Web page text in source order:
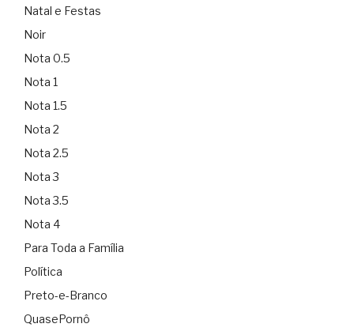
Natal e Festas
Noir
Nota 0.5
Nota 1
Nota 1.5
Nota 2
Nota 2.5
Nota 3
Nota 3.5
Nota 4
Para Toda a Família
Política
Preto-e-Branco
QuasePornô